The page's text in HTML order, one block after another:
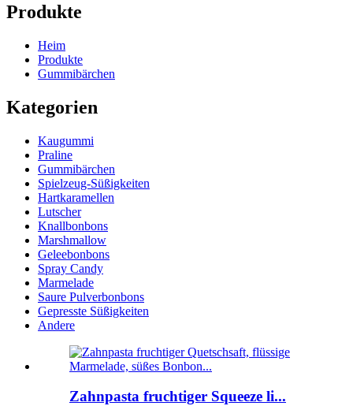
Produkte
Heim
Produkte
Gummibärchen
Kategorien
Kaugummi
Praline
Gummibärchen
Spielzeug-Süßigkeiten
Hartkaramellen
Lutscher
Knallbonbons
Marshmallow
Geleebonbons
Spray Candy
Marmelade
Saure Pulverbonbons
Gepresste Süßigkeiten
Andere
Zahnpasta fruchtiger Squeeze li...